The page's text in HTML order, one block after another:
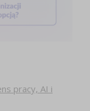
pracy, AI i